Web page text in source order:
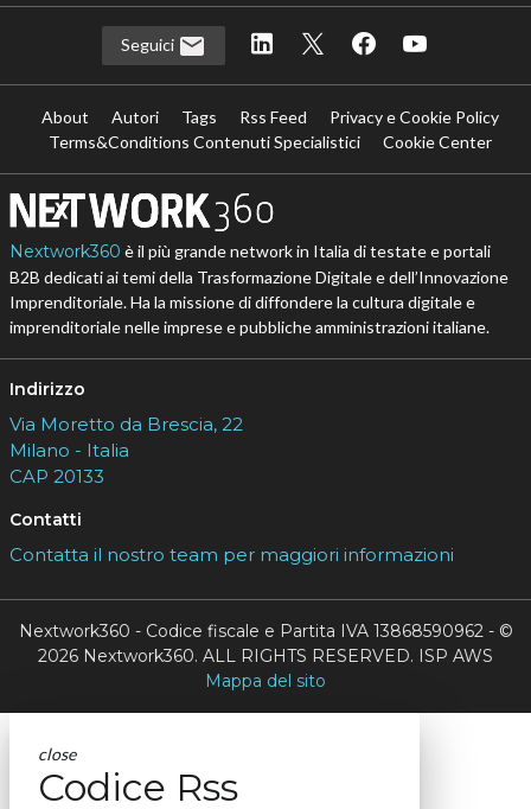
Seguici
About Autori Tags Rss Feed
Privacy e Cookie Policy
Terms&Conditions Contenuti Specialistici
Cookie Center
Nextwork360 è il più grande network in Italia di testate e portali
B2B dedicati ai temi della Trasformazione Digitale e dell’Innovazione
Imprenditoriale. Ha la missione di diffondere la cultura digitale e
imprenditoriale nelle imprese e pubbliche amministrazioni italiane.
Indirizzo
Via Moretto da Brescia, 22
Milano - Italia
CAP 20133
Contatti
Contatta il nostro team per maggiori informazioni
Nextwork360 - Codice fiscale e Partita IVA 13868590962 - ©
2026 Nextwork360. ALL RIGHTS RESERVED. ISP AWS
Mappa del sito
close
Codice Rss